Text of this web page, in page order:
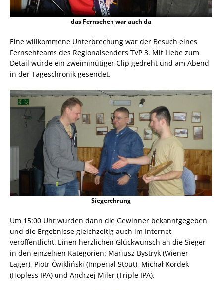
das Fernsehen war auch da
Eine willkommene Unterbrechung war der Besuch eines
Fernsehteams des Regionalsenders TVP 3. Mit Liebe zum
Detail wurde ein zweiminütiger Clip gedreht und am Abend
in der Tageschronik gesendet.
Siegerehrung
Um 15:00 Uhr wurden dann die Gewinner bekanntgegeben
und die Ergebnisse gleichzeitig auch im Internet
veröffentlicht. Einen herzlichen Glückwunsch an die Sieger
in den einzelnen Kategorien: Mariusz Bystryk (Wiener
Lager), Piotr Ćwikliński (Imperial Stout), Michał Kordek
(Hopless IPA) und Andrzej Miler (Triple IPA).